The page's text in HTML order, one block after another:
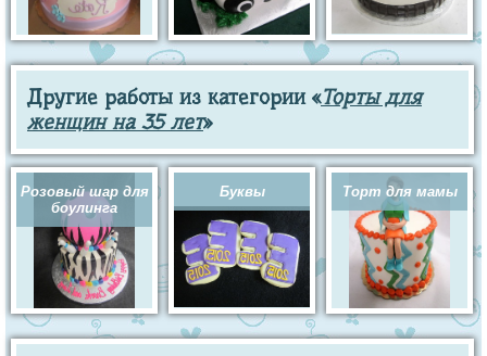
Другие работы из категории «Торты для
женщин на 35 лет»
Розовый шар для
боулинга
Буквы Торт для мамы